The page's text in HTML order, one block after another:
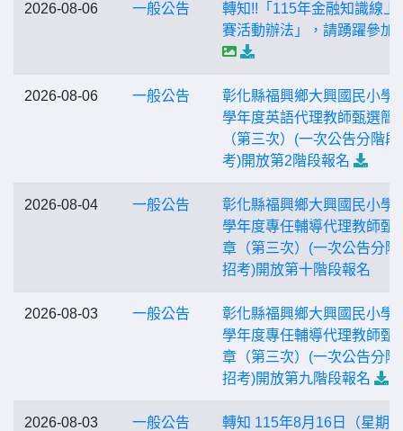
2026-08-06 一般公告
轉知!!「115年金融知識線上
賽活動辦法」，請踴躍參加
2026-08-06 一般公告
彰化縣福興鄉大興國民小學
學年度英語代理教師甄選簡
（第三次）(一次公告分階段
考)開放第2階段報名
2026-08-04 一般公告
彰化縣福興鄉大興國民小學
學年度專任輔導代理教師甄
章（第三次）(一次公告分階
招考)開放第十階段報名
2026-08-03 一般公告
彰化縣福興鄉大興國民小學
學年度專任輔導代理教師甄
章（第三次）(一次公告分階
招考)開放第九階段報名
2026-08-03 一般公告
轉知 115年8月16日（星期